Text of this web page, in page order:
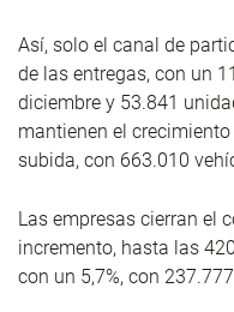
Así, solo el canal de
de las entregas, con un
diciembre y 53.841
mantienen el
subida, con 663.010
Las empresas cierran el
incremento, hasta las
con un 5,7%, con